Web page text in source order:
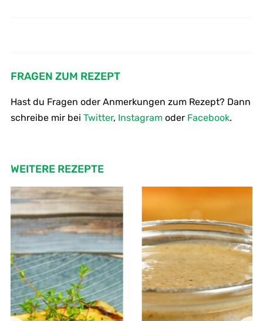
FRAGEN ZUM REZEPT
Hast du Fragen oder Anmerkungen zum Rezept? Dann
schreibe mir bei Twitter, Instagramoder Facebook.
WEITERE REZEPTE